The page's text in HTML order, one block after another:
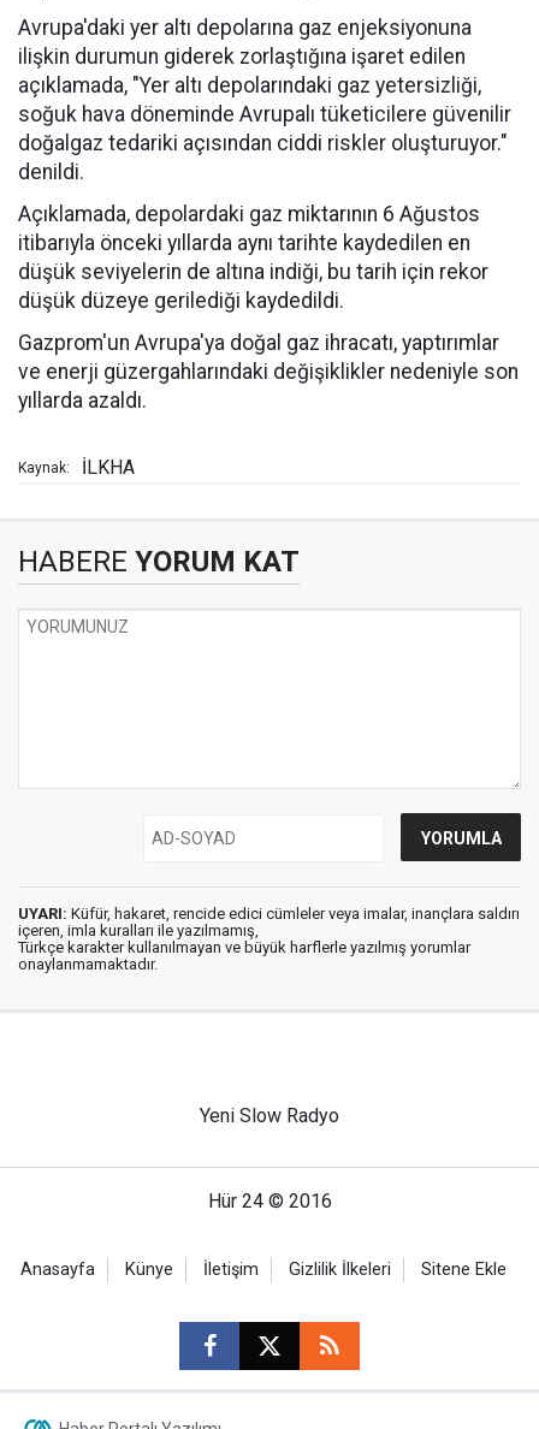
Avrupa'daki yer altı depolarına gaz enjeksiyonuna
ilişkin durumun giderek zorlaştığına işaret edilen
açıklamada, "Yer altı depolarındaki gaz yetersizliği,
soğuk hava döneminde Avrupalı tüketicilere güvenilir
doğalgaz tedariki açısından ciddi riskler oluşturuyor."
denildi.
Açıklamada, depolardaki gaz miktarının 6 Ağustos
itibarıyla önceki yıllarda aynı tarihte kaydedilen en
düşük seviyelerin de altına indiği, bu tarih için rekor
düşük düzeye gerilediği kaydedildi.
Gazprom'un Avrupa'ya doğal gaz ihracatı, yaptırımlar
ve enerji güzergahlarındaki değişiklikler nedeniyle son
yıllarda azaldı.
Kaynak: İLKHA
HABERE YORUM KAT
UYARI: Küfür, hakaret, rencide edici cümleler veya imalar, inançlara saldırı
içeren, imla kuralları ile yazılmamış,
Türkçe karakter kullanılmayan ve büyük harflerle yazılmış yorumlar
onaylanmamaktadır.
Yeni Slow Radyo
Hür 24 © 2016
Anasayfa Künye İletişim Gizlilik İlkeleri Sitene Ekle